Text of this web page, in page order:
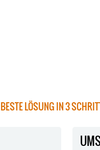
LÖSUNG IN 3